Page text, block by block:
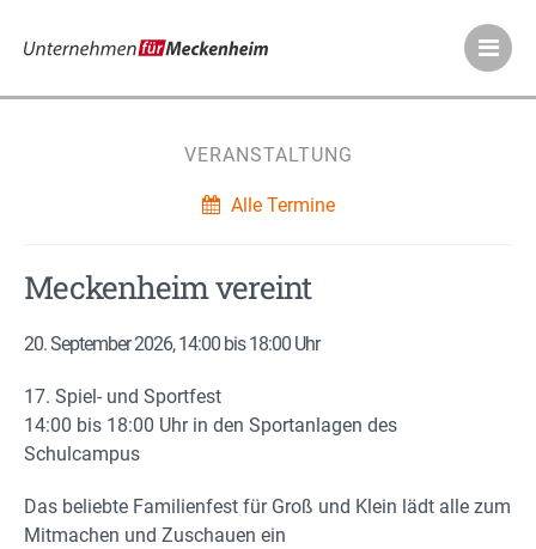
Meckenheimer
VERANSTALTUNG
Alle Termine
Meckenheim vereint
20. September 2026, 14:00 bis 18:00 Uhr
17. Spiel- und Sportfest
14:00 bis 18:00 Uhr in den Sportanlagen des
Schulcampus
Das beliebte Familienfest für Groß und Klein lädt alle zum
Mitmachen und Zuschauen ein